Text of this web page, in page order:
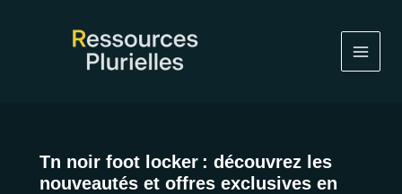
Tn noir foot locker : découvrez les
nouveautés et offres exclusives en